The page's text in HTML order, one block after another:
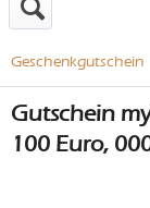
Geschenkgutschein
Gutschein
100 Euro,